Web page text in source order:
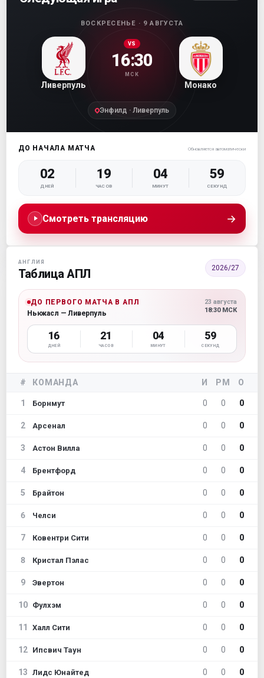
ВОСКРЕСЕНЬЕ · 9 АВГУСТА
Ливерпуль
VS
16:30
МСК
Монако
Энфилд · Ливерпуль
ДО НАЧАЛА МАТЧА Обновляется автоматически
02
ДНЕЙ
19
ЧАСОВ
04
МИНУТ
58
СЕКУНД
Смотреть трансляцию →
АНГЛИЯ
Таблица АПЛ 2026/27
ДО ПЕРВОГО МАТЧА В АПЛ
Ньюкасл — Ливерпуль
23 августа
18:30 МСК
16
ДНЕЙ
21
ЧАСОВ
04
МИНУТ
58
СЕКУНД
# КОМАНДА И РМ О
1 Борнмут 0 0 0
2 Арсенал 0 0 0
3 Астон Вилла 0 0 0
4 Брентфорд 0 0 0
5 Брайтон 0 0 0
6 Челси 0 0 0
7 Ковентри Сити 0 0 0
8 Кристал Пэлас 0 0 0
9 Эвертон 0 0 0
10 Фулхэм 0 0 0
11 Халл Сити 0 0 0
12 Ипсвич Таун 0 0 0
13 Лидс Юнайтед 0 0 0